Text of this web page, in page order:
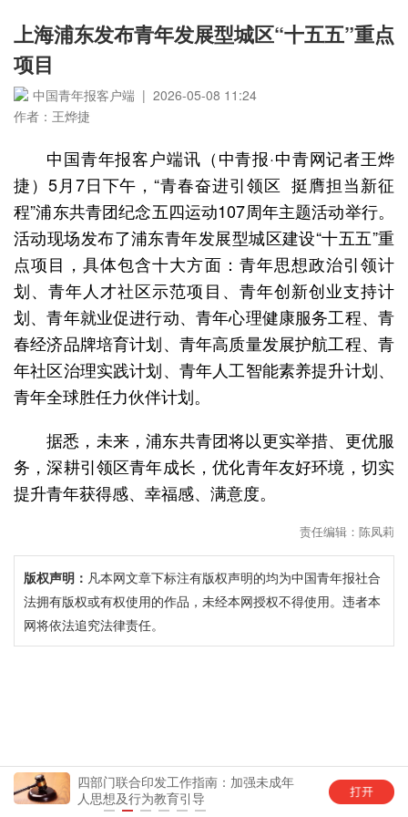
上海浦东发布青年发展型城区“十五五”重点
项目
中国青年报客户端 | 2026-05-08 11:24
作者：王烨捷
中国青年报客户端讯（中青报·中青网记者王烨
捷）5月7日下午，“青春奋进引领区 挺膺担当新征
程”浦东共青团纪念五四运动107周年主题活动举行。
活动现场发布了浦东青年发展型城区建设“十五五”重
点项目，具体包含十大方面：青年思想政治引领计
划、青年人才社区示范项目、青年创新创业支持计
划、青年就业促进行动、青年心理健康服务工程、青
春经济品牌培育计划、青年高质量发展护航工程、青
年社区治理实践计划、青年人工智能素养提升计划、
青年全球胜任力伙伴计划。
据悉，未来，浦东共青团将以更实举措、更优服
务，深耕引领区青年成长，优化青年友好环境，切实
提升青年获得感、幸福感、满意度。
责任编辑：陈凤莉
版权声明： 凡本网文章下标注有版权声明的均为中国青年报社合
法拥有版权或有权使用的作品，未经本网授权不得使用。违者本
网将依法追究法律责任。
四部门联合印发工作指南：加强未成年
人思想及行为教育引导
中国